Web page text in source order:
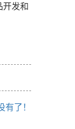
开发和
有了！